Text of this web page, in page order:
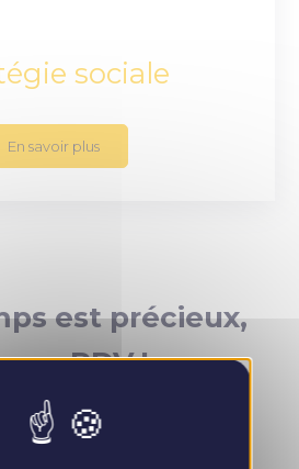
sociale
En savoir plus
est précieux,
RDV !